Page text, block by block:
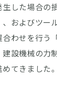
した場合の
およびツー
わせを行う
設機械の力
てきました。